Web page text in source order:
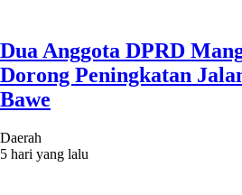
Dua Anggota DPRD
Dorong Peningkatan
Bawe
Daerah
5 hari yang lalu